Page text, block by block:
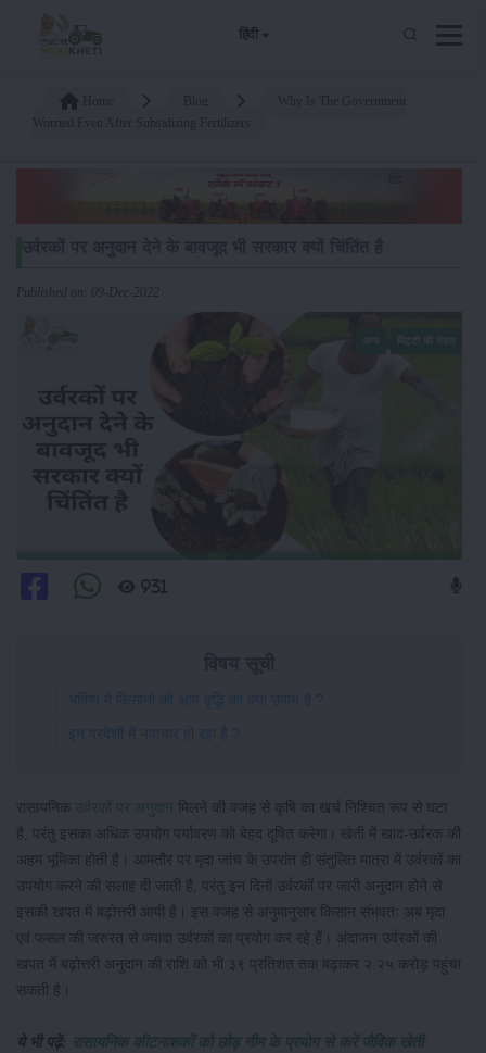
हिंदी
Published on: 09-Dec-2022
931
भविष्य में किसानों की आय वृद्धि का क्या उपाय है ?
इन प्रदेशों में नवाचार हो रहा है ?
रासायनिक उर्वरकों पर अनुदान मिलने की वजह से कृषि का खर्च निश्चित रूप से घटा
है, परंतु इसका अधिक उपयोग पर्यावरण को बेहद दूषित करेगा। खेती में खाद-उर्वरक की
अहम भूमिका होती है। आमतौर पर मृदा जांच के उपरांत ही संतुलित मात्रा में उर्वरकों का
उपयोग करने की सलाह दी जाती है, परंतु इन दिनों उर्वरकों पर जारी अनुदान होने से
इसकी खपत में बढ़ोत्तरी आयी है। इस वजह से अनुमानुसार किसान संभवतः अब मृदा
एवं फसल की जरुरत से ज्यादा उर्वरकों का प्रयोग कर रहे हैं। अंदाजन उर्वरकों की
खपत में बढ़ोत्तरी अनुदान की राशि को भी ३९ प्रतिशत तक बढ़ाकर २.२५ करोड़ पहुंचा
सकती है।
ये भी पढ़ें: रासायनिक कीटनाशकों को छोड़ नीम के प्रयोग से करें जैविक खेती